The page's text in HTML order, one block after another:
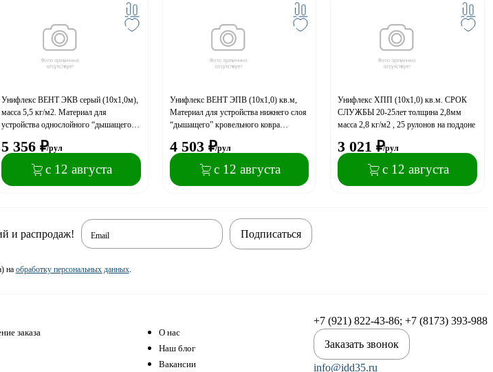
Унифлекс ВЕНТ ЭКВ серый (10х1,0м),
масса 5,5 кг/м2. Материал для
устройства однослойного “дышащего”
рулонов на поддоне
5 356 ₽/рул
с 12 августа
Унифлекс ВЕНТ ЭПВ (10х1,0) кв.м,
Материал для устройства нижнего слоя
“дышащего” кровельного ковра
подд.в фуре)
4 503 ₽/рул
с 12 августа
Унифлекс ХПП (10х1,0) кв.м. СРОК
СЛУЖБЫ 20-25лет толщина 2,8мм
масса 2,8 кг/м2 , 25 рулонов на поддоне
3 021 ₽/рул
с 12 августа
и распродаж! Email
на обработку персональных данных.
Подписаться
заказа
О нас
Наш блог
Вакансии
+7 (921) 822-43-86; +7 (8173) 393-988
Заказать звонок
info@idd35.ru